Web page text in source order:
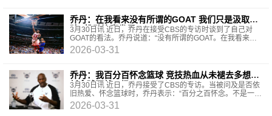
乔丹：在我看来没有所谓的GOAT 我们只是汲取经
验&推动比赛发展
3月30日讯 近日，乔丹在接受CBS的专访时谈到了自己对
GOAT的看法。乔丹说道：“没有所谓的GOAT。在我看来，
我们只是从其他人、其他运动员身上汲取经验。我们从其
2026-03-31
乔丹：我百分百怀念篮球 竞技热血从未褪去多想重
新拿球再战一场
3月30日讯 近日，乔丹接受了CBS的专访。当被问及是否依
旧热爱、怀念篮球时，乔丹表示：“百分之百怀念。不是一点
点想念，篮球早已是我生命中举足轻重的一部分。我
2026-03-31